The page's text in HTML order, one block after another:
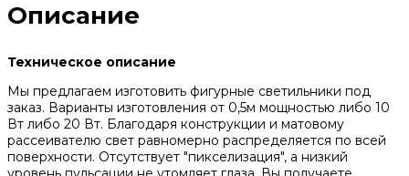
Описание
Техническое описание
Мы предлагаем изготовить фигурные светильники под
заказ. Варианты изготовления от 0,5м мощностью либо 10
Вт либо 20 Вт. Благодаря конструкции и матовому
рассеивателю свет равномерно распределяется по всей
поверхности. Отсутствует "пикселизация", а низкий